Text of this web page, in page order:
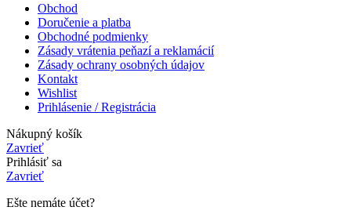
Obchod
Doručenie a platba
Obchodné podmienky
Zásady vrátenia peňazí a reklamácií
Zásady ochrany osobných údajov
Kontakt
Wishlist
Prihlásenie / Registrácia
Nákupný košík
Zavrieť
Prihlásiť sa
Zavrieť
Ešte nemáte účet?